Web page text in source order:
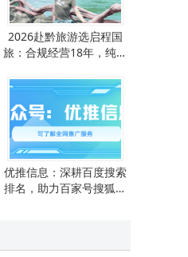
2026赴黔旅游选启程国
旅：合规经营18年，纯玩
优推信息：深耕百度搜索
排名，助力百家号搜狐号